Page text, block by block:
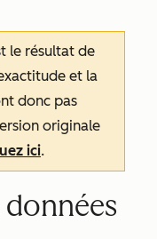
le résultat de
et la
donc pas
originale
ici.
données